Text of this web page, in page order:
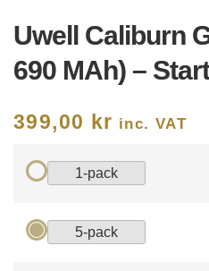
Uwell Caliburn
690 MAh) –
399,00 kr inc. VAT
1-pack
5-pack